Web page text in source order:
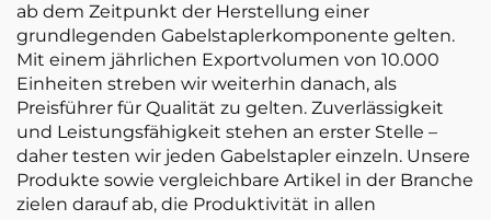
ab dem Zeitpunkt der Herstellung einer
grundlegenden Gabelstaplerkomponente gelten.
Mit einem jährlichen Exportvolumen von 10.000
Einheiten streben wir weiterhin danach, als
Preisführer für Qualität zu gelten. Zuverlässigkeit
und Leistungsfähigkeit stehen an erster Stelle –
daher testen wir jeden Gabelstapler einzeln. Unsere
Produkte sowie vergleichbare Artikel in der Branche
zielen darauf ab, die Produktivität in allen